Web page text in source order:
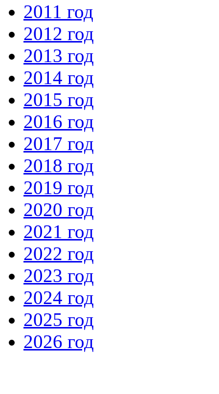
2011 год
2012 год
2013 год
2014 год
2015 год
2016 год
2017 год
2018 год
2019 год
2020 год
2021 год
2022 год
2023 год
2024 год
2025 год
2026 год